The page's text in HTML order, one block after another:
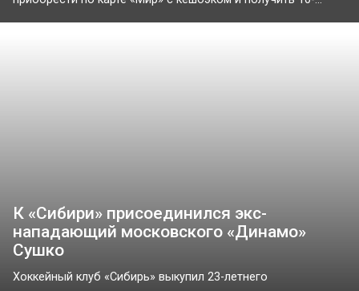
К «Сибири» присоединился экс-
нападающий московского «Динамо»
Сушко
Хоккейный клуб «Сибирь» выкупил 23-летнего